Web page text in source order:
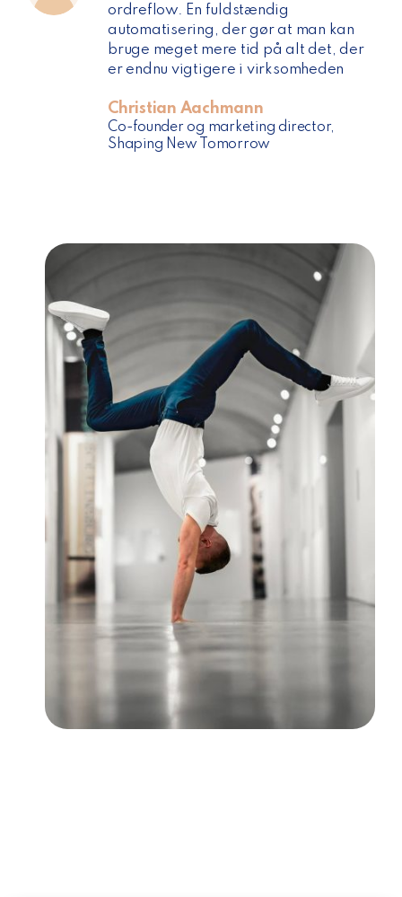
ordreflow. En fuldstændig
automatisering, der gør at man kan
bruge meget mere tid på alt det, der
er endnu vigtigere i virksomheden
Christian Aachmann
Co-founder og marketing director,
Shaping New Tomorrow